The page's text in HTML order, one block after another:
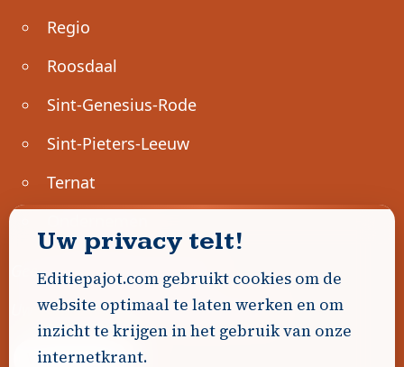
Regio
Roosdaal
Sint-Genesius-Rode
Sint-Pieters-Leeuw
Ternat
Geen advertenties gevonden.
Uw advertentie hier? Contacteer ons!
Word Partner!
Uw privacy telt!
Editiepajot.com gebruikt cookies om de
website optimaal te laten werken en om
inzicht te krijgen in het gebruik van onze
internetkrant.